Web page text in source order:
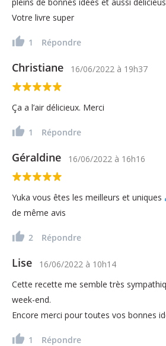
Votre livre super
1 Répondre
Christiane 16/06/2022 à 19h37
Ça a l’air délicieux. Merci
1 Répondre
Géraldine 16/06/2022 à 16h16
Yuka vous êtes les meilleurs et uniques
de même avis
2 Répondre
Lise 16/06/2022 à 10h14
Cette recette me semble très
week-end.
Encore merci pour toutes vos bonnes
1 Répondre